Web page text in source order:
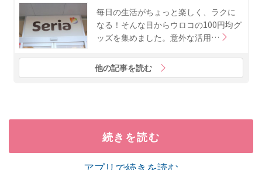
毎日の生活がちょっと楽しく、ラクに
なる！そんな目からウロコの100円均グ
ッズを集めました。意外な活用…
他の記事を読む
続きを読む
アプリで続きを読む